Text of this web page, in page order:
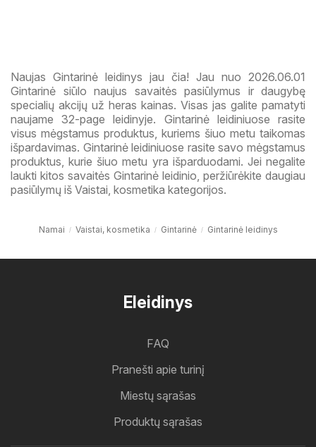
Naujas Gintarinė leidinys jau čia! Jau nuo 2026.06.01
Gintarinė siūlo naujus savaitės pasiūlymus ir daugybę
specialių akcijų už heras kainas. Visas jas galite pamatyti
naujame 32-page leidinyje. Gintarinė leidiniuose rasite
visus mėgstamus produktus, kuriems šiuo metu taikomas
išpardavimas. Gintarinė leidiniuose rasite savo mėgstamus
produktus, kurie šiuo metu yra išparduodami. Jei negalite
laukti kitos savaitės Gintarinė leidinio, peržiūrėkite daugiau
pasiūlymų iš Vaistai, kosmetika kategorijos.
Namai Vaistai, kosmetika Gintarinė Gintarinė leidinys
Eleidinys
FAQ
Pranešti apie turinį
Miestų sąrašas
Produktų sąrašas